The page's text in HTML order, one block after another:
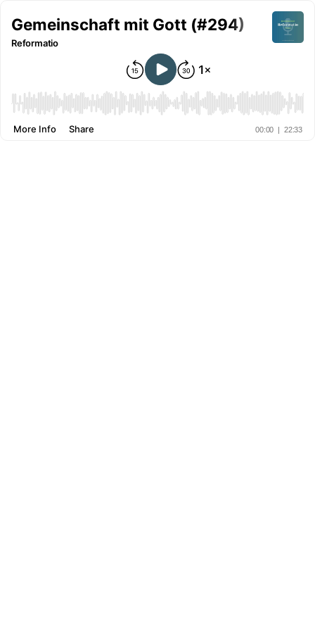
Gemeinschaft mit Gott (#294)
Reformatio
00:00 | 22:33
More Info Share